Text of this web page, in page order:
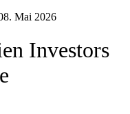
Mai 2026
Investors